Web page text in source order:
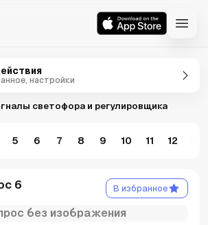
настройки
светофора и регулировщика
5 6 7 8 9 10 11 12 13
6 В избранное
без изображения